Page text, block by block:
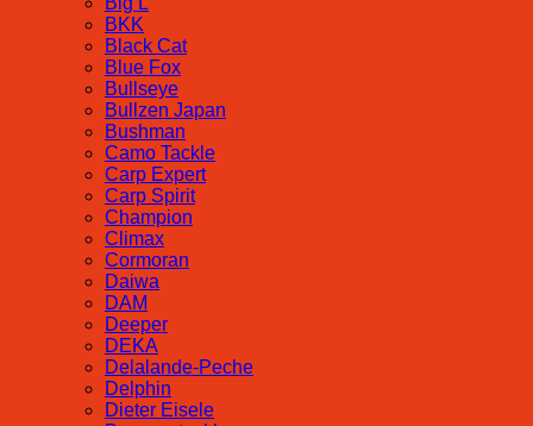
BKK
Black Cat
Blue Fox
Bullseye
Bullzen Japan
Bushman
Camo Tackle
Carp Expert
Carp Spirit
Champion
Climax
Cormoran
Daiwa
DAM
Deeper
DEKA
Delalande-Peche
Delphin
Dieter Eisele